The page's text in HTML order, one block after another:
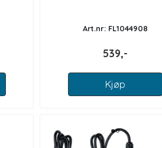
Art.nr: FL1044908
539,-
Kjøp